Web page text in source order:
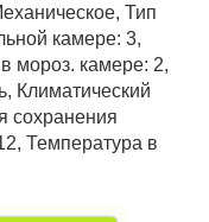
Тип
камере: 3,
мороз. камере: 2,
Климатический
сохранения
Температура в